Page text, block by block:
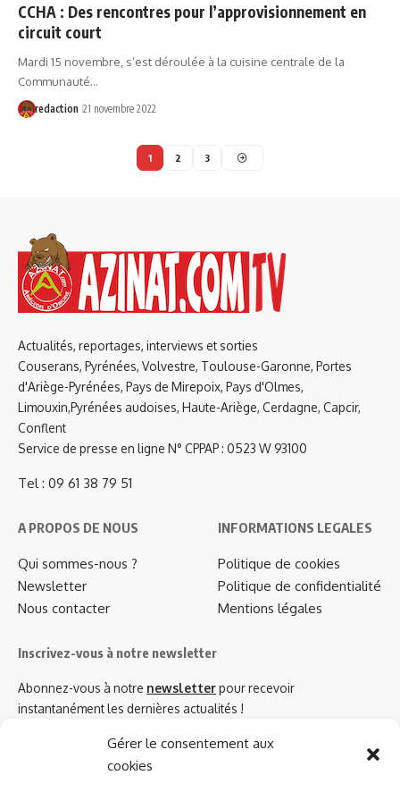
Gérer le consentement aux
cookies
CCHA : Des rencontres pour l’approvisionnement en
circuit court
Mardi 15 novembre, s’est déroulée à la cuisine centrale de la
Communauté…
redaction 21 novembre 2022
1 2 3
Actualités, reportages, interviews et sorties
Couserans, Pyrénées, Volvestre, Toulouse-Garonne, Portes
d'Ariège-Pyrénées, Pays de Mirepoix, Pays d'Olmes,
Limouxin,Pyrénées audoises, Haute-Ariège, Cerdagne, Capcir,
Conflent
Service de presse en ligne N° CPPAP : 0523 W 93100
Tel : 09 61 38 79 51
A PROPOS DE NOUS
Qui sommes-nous ?
Newsletter
Nous contacter
INFORMATIONS LEGALES
Politique de cookies
Politique de confidentialité
Mentions légales
Inscrivez-vous à notre newsletter
Abonnez-vous à notre newsletterpour recevoir
instantanément les dernières actualités !
Azinat.com TV soutient